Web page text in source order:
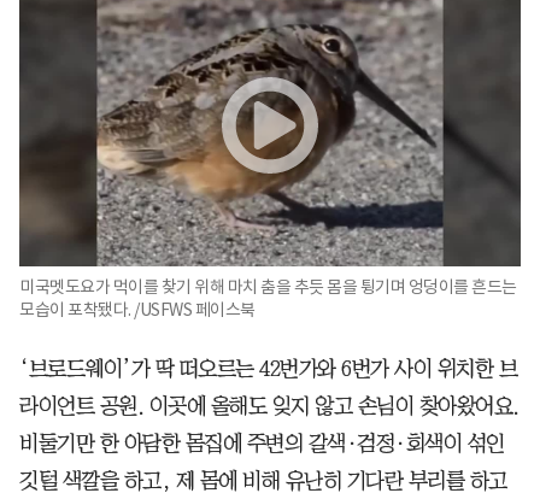
미국멧도요가 먹이를 찾기 위해 마치 춤을 추듯 몸을 튕기며 엉덩이를 흔드는
모습이 포착됐다. /USFWS 페이스북
‘브로드웨이’가 딱 떠오르는 42번가와 6번가 사이 위치한 브
라이언트 공원. 이곳에 올해도 잊지 않고 손님이 찾아왔어요.
비둘기만 한 아담한 몸집에 주변의 갈색·검정·회색이 섞인
깃털 색깔을 하고, 제 몸에 비해 유난히 기다란 부리를 하고